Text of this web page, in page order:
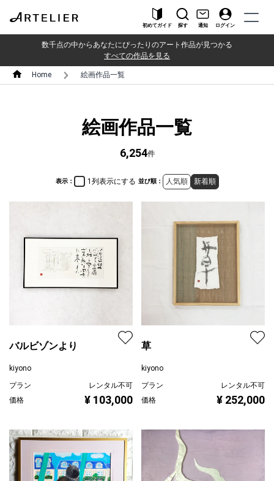
初めてガイド 探す 通知 ログイン
数千点の中からあなたにぴったりのアート作品が見つかる
すべての作品を見る
Home 絵画作品一覧
絵画作品一覧
6,254件
表示： 1列表示にする 並び順： 人気順 新着順
バルビゾンより
kiyono
プラン
レンタル不可
価格
¥ 103,000
草
kiyono
プラン
レンタル不可
価格
¥ 252,000